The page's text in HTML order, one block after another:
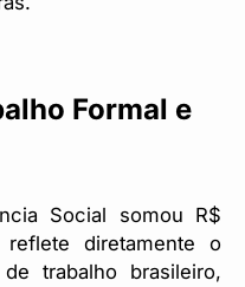
Formal e
Social somou R$
diretamente o
trabalho brasileiro,